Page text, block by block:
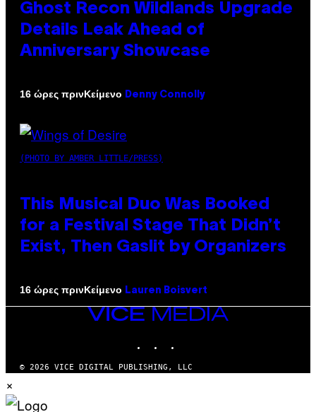
Ghost Recon Wildlands Upgrade
Details Leak Ahead of
Anniversary Showcase
16 ώρες πρινΚείμενο Denny Connolly
(PHOTO BY AMBER LITTLE/PRESS)
This Musical Duo Was Booked
for a Festival Stage That Didn’t
Exist, Then Gaslit by Organizers
16 ώρες πρινΚείμενο Lauren Boisvert
VICE
MEDIA
© 2026 VICE DIGITAL PUBLISHING, LLC
×